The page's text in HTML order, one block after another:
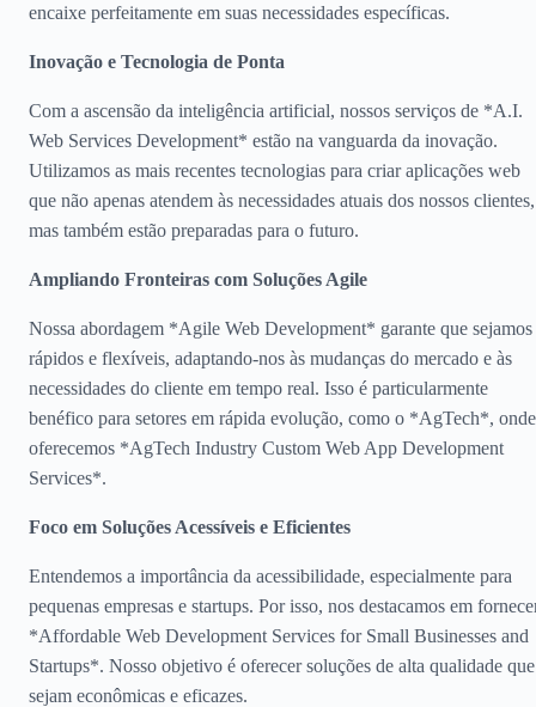
encaixe perfeitamente em suas necessidades específicas.
Inovação e Tecnologia de Ponta
Com a ascensão da inteligência artificial, nossos serviços de *A.I.
Web Services Development* estão na vanguarda da inovação.
Utilizamos as mais recentes tecnologias para criar aplicações web
que não apenas atendem às necessidades atuais dos nossos clientes,
mas também estão preparadas para o futuro.
Ampliando Fronteiras com Soluções Agile
Nossa abordagem *Agile Web Development* garante que sejamos
rápidos e flexíveis, adaptando-nos às mudanças do mercado e às
necessidades do cliente em tempo real. Isso é particularmente
benéfico para setores em rápida evolução, como o *AgTech*, onde
oferecemos *AgTech Industry Custom Web App Development
Services*.
Foco em Soluções Acessíveis e Eficientes
Entendemos a importância da acessibilidade, especialmente para
pequenas empresas e startups. Por isso, nos destacamos em
*Affordable Web Development Services for Small Businesses and
Startups*. Nosso objetivo é oferecer soluções de alta qualidade que
sejam econômicas e eficazes.